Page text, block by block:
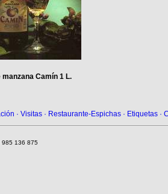
manzana Camín 1 L.
· Visitas · Restaurante-Espichas · Etiquetas ·
985 136 875